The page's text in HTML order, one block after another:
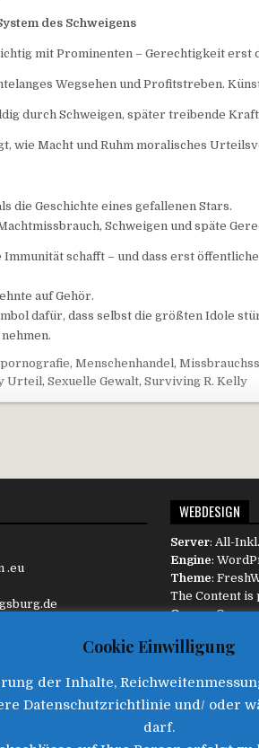
des Schweigens
mit Prominenten – Gerechtigkeit erst
Wegsehen und Profitstreben.
durch Schweigen, später treibende
wie Macht und Ruhm moralisches
die Geschichte eines gefallenen Stars.
Schweigen und späte
schafft – und dass erst
auf Gehör.
dafür, dass selbst die größten Idole
,Menschenhandel,
Urteil,Sexuelle Gewalt,Surviving R. Kelly
.eu
WEBDESIGN
Server: All-
Engine:
Theme:
The Content
Owner:
Diese
dem Endgerät
©2025 • Freie Presse Augsburg
Cookie Einwilligung
der Inhalte,
Datenschutzrichtlinie und/ oder
darf.